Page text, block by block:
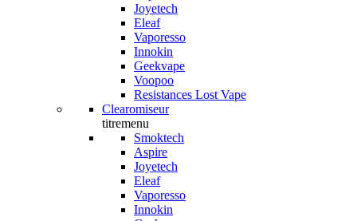
Joyetech
Eleaf
Vaporesso
Innokin
Geekvape
Voopoo
Resistances Lost Vape
Clearomiseur
titremenu
Smoktech
Aspire
Joyetech
Eleaf
Vaporesso
Innokin